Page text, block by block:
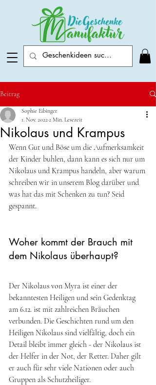
Beitrag
Nikolaus und Krampus
Sophie Eibinger
1. Nov. 20222 Min. Lesezeit
Wenn Gut und Böse um die Aufmerksamkeit
der Kinder buhlen, dann kann es sich nur um
Nikolaus und Krampus handeln, aber warum
schreiben wir in unserem Blog darüber und
was hat das mit Schenken zu tun? Seid
gespannt.
Woher kommt der Brauch mit
dem Nikolaus überhaupt?
Der Nikolaus von Myra ist einer der
bekanntesten Heiligen und sein Gedenktag
am 6.12. ist mit zahlreichen Bräuchen
verbunden. Die Geschichten rund um den
Heiligen Nikolaus sind vielfältig, doch ein
Detail bleibt immer gleich - der Nikolaus ist
der Helfer in der Not, der Retter. Daher gilt
er auch für sehr viele Nationen oder auch
Gruppen als Schutzheiliger.